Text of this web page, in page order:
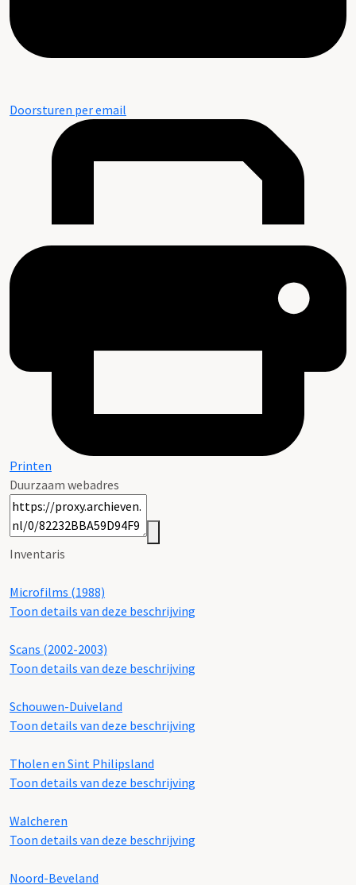
Doorsturen per email
Printen
Duurzaam webadres
Inventaris
Microfilms (1988)
Toon details van deze beschrijving
Scans (2002-2003)
Toon details van deze beschrijving
Schouwen-Duiveland
Toon details van deze beschrijving
Tholen en Sint Philipsland
Toon details van deze beschrijving
Walcheren
Toon details van deze beschrijving
Noord-Beveland